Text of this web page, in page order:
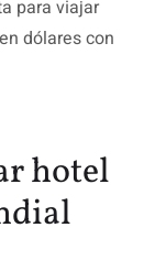
para viajar
dólares con
hotel